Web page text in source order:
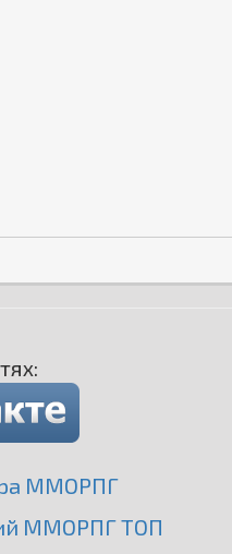
ММОРПГ
ММОРПГ ТОП